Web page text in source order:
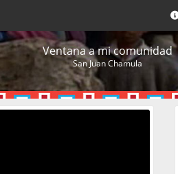
Ventana a mi comunidad
San Juan Chamula